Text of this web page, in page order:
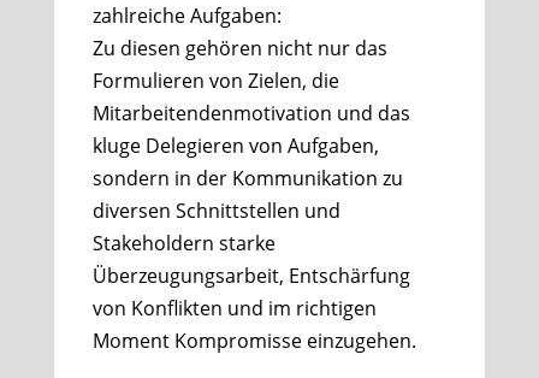
zahlreiche Aufgaben:
Zu diesen gehören nicht nur das
Formulieren von Zielen, die
Mitarbeitendenmotivation und das
kluge Delegieren von Aufgaben,
sondern in der Kommunikation zu
diversen Schnittstellen und
Stakeholdern starke
Überzeugungsarbeit, Entschärfung
von Konflikten und im richtigen
Moment Kompromisse einzugehen.